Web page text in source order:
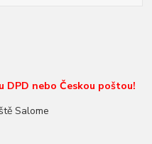
DPD nebo Českou poštou!
Salome